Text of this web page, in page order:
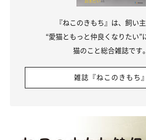
『ねこのきもち』は、飼い
“愛猫ともっと仲良くなりたい”
猫のこと総合雑誌です。
雑誌『ねこのきもち』